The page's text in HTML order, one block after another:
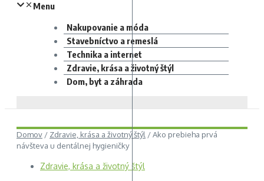
Menu
Nakupovanie a móda
Stavebníctvo a remeslá
Technika a internet
Zdravie, krása a životný štýl
Dom, byt a záhrada
Domov / Zdravie, krása a životný štýl /Ako prebieha prvá
návšteva u dentálnej hygieničky
Zdravie, krása a životný štýl